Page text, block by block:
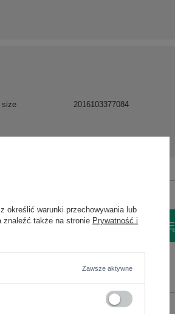
size 2016103377084
ZALOGUJ SIĘ I ZOBACZ CENĘ
określić warunki przechowywania lub
znaleźć także na stronie Prywatność i
Zawsze aktywne